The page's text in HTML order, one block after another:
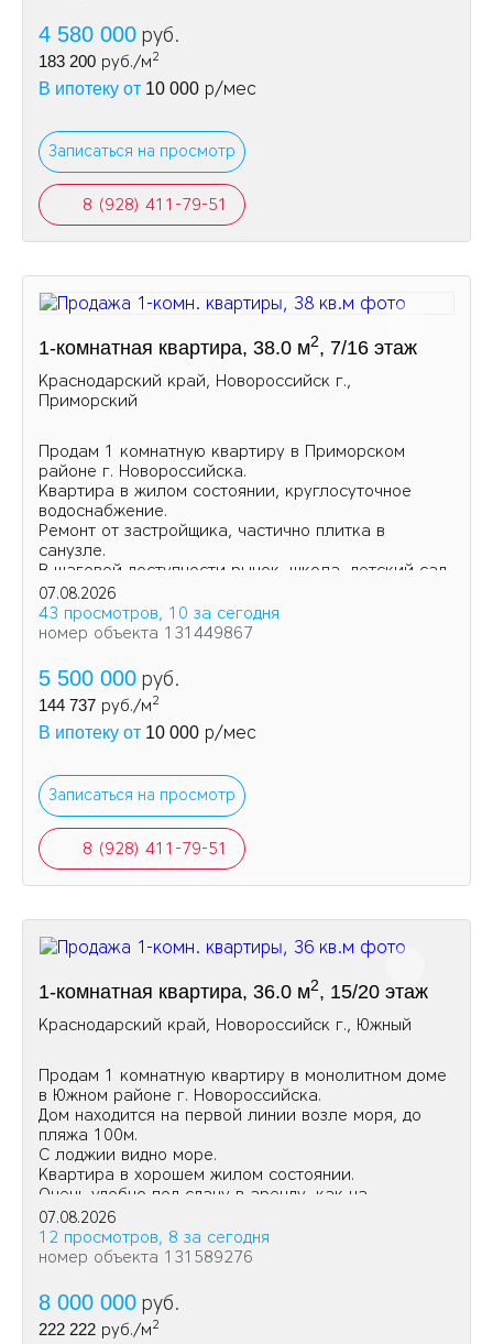
4 580 000 руб.
183 200 руб./м2
В ипотеку от 10 000 р/мес
Записаться на просмотр
8 (928) 411-79-51
1-комнатная квартира, 38.0 м2, 7/16 этаж
Краснодарский край, Новороссийск г.,
Приморский
Продам 1 комнатную квартиру в Приморском
районе г. Новороссийска.
Квартира в жилом состоянии, круглосуточное
водоснабжение.
Ремонт от застройщика, частично плитка в
санузле.
В шаговой доступности рынок, школа, детский сад.
07.08.2026
43 просмотров, 10 за сегодня
номер объекта 131449867
5 500 000 руб.
144 737 руб./м2
В ипотеку от 10 000 р/мес
Записаться на просмотр
8 (928) 411-79-51
1-комнатная квартира, 36.0 м2, 15/20 этаж
Краснодарский край, Новороссийск г., Южный
Продам 1 комнатную квартиру в монолитном доме
в Южном районе г. Новороссийска.
Дом находится на первой линии возле моря, до
пляжа 100м.
С лоджии видно море.
Квартира в хорошем жилом состоянии.
Очень удобно под сдачу в аренду, как на
долгосрочную так и посуточно.
07.08.2026
12 просмотров, 8 за сегодня
номер объекта 131589276
8 000 000 руб.
222 222 руб./м2